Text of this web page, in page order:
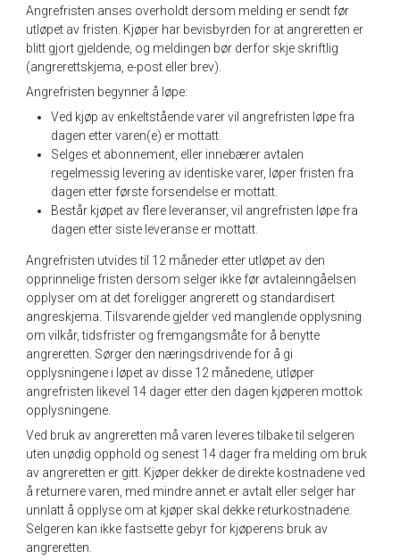
Angrefristen anses overholdt dersom melding er sendt før
utløpet av fristen. Kjøper har bevisbyrden for at angreretten er
blitt gjort gjeldende, og meldingen bør derfor skje skriftlig
(angrerettskjema, e-post eller brev).
Angrefristen begynner å løpe:
Ved kjøp av enkeltstående varer vil angrefristen løpe fra
dagen etter varen(e) er mottatt.
Selges et abonnement, eller innebærer avtalen
regelmessig levering av identiske varer, løper fristen fra
dagen etter første forsendelse er mottatt.
Består kjøpet av flere leveranser, vil angrefristen løpe fra
dagen etter siste leveranse er mottatt.
Angrefristen utvides til 12 måneder etter utløpet av den
opprinnelige fristen dersom selger ikke før avtaleinngåelsen
opplyser om at det foreligger angrerett og standardisert
angreskjema. Tilsvarende gjelder ved manglende opplysning
om vilkår, tidsfrister og fremgangsmåte for å benytte
angreretten. Sørger den næringsdrivende for å gi
opplysningene i løpet av disse 12 månedene, utløper
angrefristen likevel 14 dager etter den dagen kjøperen mottok
opplysningene.
Ved bruk av angreretten må varen leveres tilbake til selgeren
uten unødig opphold og senest 14 dager fra melding om bruk
av angreretten er gitt. Kjøper dekker de direkte kostnadene ved
å returnere varen, med mindre annet er avtalt eller selger har
unnlatt å opplyse om at kjøper skal dekke returkostnadene.
Selgeren kan ikke fastsette gebyr for kjøperens bruk av
angreretten.